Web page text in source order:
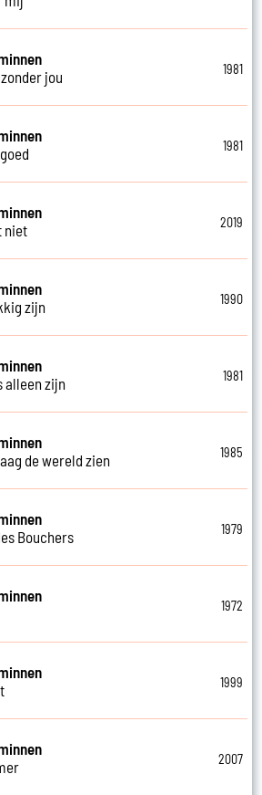
jou
1981
1981
niet
2019
zijn
1990
alleen zijn
1981
de wereld zien
1985
Bouchers
1979
1972
1999
2007